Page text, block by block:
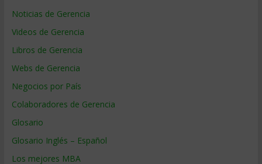
Noticias de Gerencia
Videos de Gerencia
Libros de Gerencia
Webs de Gerencia
Negocios por País
Colaboradores de Gerencia
Glosario
Glosario Inglés – Español
Los mejores MBA